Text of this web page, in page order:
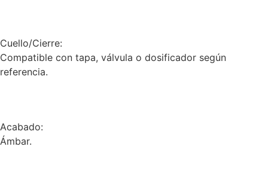
Cuello/Cierre:
Compatible con tapa, válvula o dosificador según
referencia.
Acabado:
Ámbar.